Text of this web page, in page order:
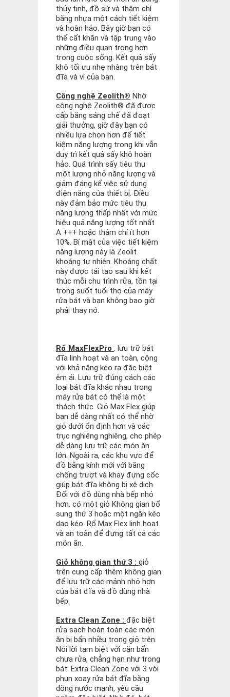
thủy tinh, đồ sứ và thậm chí
bằng nhựa một cách tiết kiệm
và hoàn hảo. Bây giờ bạn có
thể cất khăn và tập trung vào
những điều quan trọng hơn
trong cuộc sống. Kết quả sấy
khô tối ưu nhẹ nhàng trên bát
đĩa và ví của bạn.
Công nghệ Zeolith® Nhờ
công nghệ Zeolith® đã được
cấp bằng sáng chế đã đoạt
giải thưởng, giờ đây bạn có
nhiều lựa chọn hơn để tiết
kiệm năng lượng trong khi vẫn
duy trì kết quả sấy khô hoàn
hảo. Quá trình sấy tiêu thụ
một lượng nhỏ năng lượng và
giảm đáng kể việc sử dụng
điện năng của thiết bị. Điều
này đảm bảo mức tiêu thụ
năng lượng thấp nhất với mức
hiệu quả năng lượng tốt nhất
A +++ hoặc thậm chí ít hơn
10%. Bí mật của việc tiết kiệm
năng lượng này là Zeolit ​​
khoáng tự nhiên. Khoáng chất
này được tái tạo sau khi kết
thúc mỗi chu trình rửa, tồn tại
trong suốt tuổi thọ của máy
rửa bát và bạn không bao giờ
phải thay nó.
Rổ MaxFlexPro : lưu trữ bát
đĩa linh hoạt và an toàn, cộng
với khả năng kéo ra đặc biệt
êm ái. Lưu trữ đúng cách các
loại bát đĩa khác nhau trong
máy rửa bát có thể là một
thách thức. Giỏ Max Flex giúp
bạn dễ dàng nhất có thể nhờ
giỏ dưới ổn định hơn và các
trục nghiêng nghiêng, cho phép
dễ dàng lưu trữ các món ăn
lớn. Ngoài ra, các khu vực để
đồ bằng kính mới với băng
chống trượt và khay đựng cốc
giúp bát đĩa không bị xê dịch.
Đối với đồ dùng nhà bếp nhỏ
hơn, có một giỏ Không gian bổ
sung thứ 3 hoặc một ngăn kéo
dao kéo. Rổ Max Flex linh hoạt
và an toàn để đựng tất cả các
món ăn.
Giỏ không gian thứ 3 : giỏ
trên cung cấp thêm không gian
để lưu trữ các mảnh nhỏ hơn
của bát đĩa và đồ dùng nhà
bếp.
Extra Clean Zone : đặc biệt
rửa sạch hoàn toàn các món
ăn bị bẩn nhiều trong giỏ trên.
Nói lời tạm biệt với cặn bẩn
chưa rửa, chẳng hạn như trong
bát: Extra Clean Zone với 3 vòi
phun xoay rửa bát đĩa bằng
dòng nước mạnh, yêu cầu